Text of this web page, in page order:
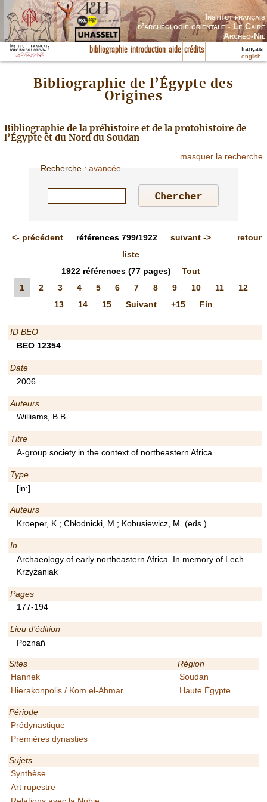
Institut français
d’archéologie orientale - Le Caire
Archéo-Nil
bibliographie introduction aide crédits
français
english
Bibliographie de l’Égypte des
Origines
Bibliographie de la préhistoire et de la protohistoire de
l’Égypte et du Nord du Soudan
masquer la recherche
Recherche :avancée
<- précédent références799/1922 suivant->
retour
liste
1922 références(77 pages)
Tout
1
2 3 4 5 6 7 8 9 10 11
12
13
14 15 Suivant +15 Fin
ID BEO
BEO 12354
Date
2006
Auteurs
Williams, B.B.
Titre
A-group society in the context of northeastern Africa
Type
[in:]
Auteurs
Kroeper, K.; Chłodnicki, M.; Kobusiewicz, M. (eds.)
In
Archaeology of early northeastern Africa. In memory of Lech
Krzyżaniak
Pages
177-194
Lieu d’édition
Poznań
Sites
Région
Hannek
Soudan
Hierakonpolis / Kom el-Ahmar
Haute Égypte
Période
Prédynastique
Premières dynasties
Sujets
Synthèse
Art rupestre